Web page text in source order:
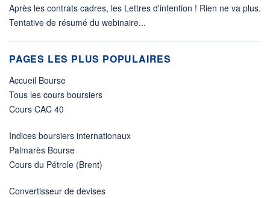
Après les contrats cadres, les Lettres d'intention ! Rien ne va plus.
Tentative de résumé du webinaire...
PAGES LES PLUS POPULAIRES
Accueil Bourse
Tous les cours boursiers
Cours CAC 40
Indices boursiers internationaux
Palmarès Bourse
Cours du Pétrole (Brent)
Convertisseur de devises